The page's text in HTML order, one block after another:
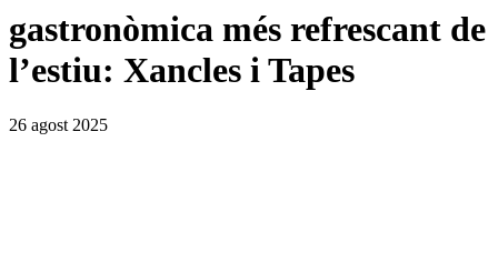
gastronòmica més refrescant de
l’estiu: Xancles i Tapes
26 agost 2025